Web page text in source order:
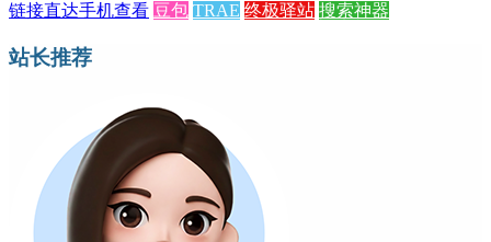
链接直达手机查看 豆包 TRAE 终极驿站 搜索神器
站长推荐